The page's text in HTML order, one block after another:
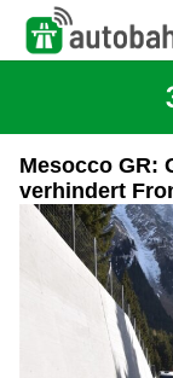
Mesocco GR:
verhindert